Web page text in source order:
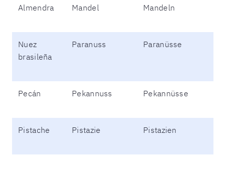
Almendra Mandel Mandeln
Nuez
brasileña
Paranuss Paranüsse
Pecán Pekannuss Pekannüsse
Pistache Pistazie Pistazien